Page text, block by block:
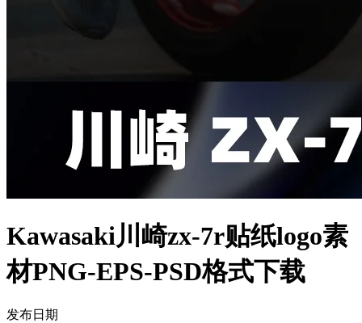
Kawasaki川崎zx-7r贴纸logo素
材PNG-EPS-PSD格式下载
发布日期